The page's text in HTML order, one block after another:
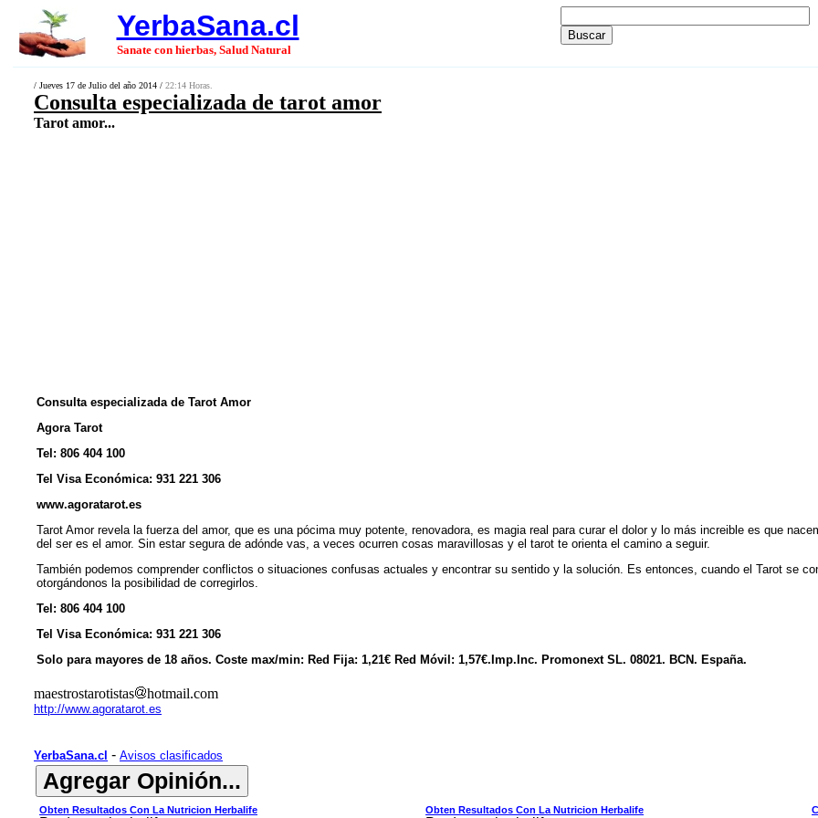
YerbaSana.cl
Sanate con hierbas, Salud Natural
/ Jueves 17 de Julio del año 2014 / 22:14 Horas.
Consulta especializada de tarot amor
Tarot amor...
Consulta especializada de Tarot Amor
Agora Tarot
Tel: 806 404 100
Tel Visa Económica: 931 221 306
www.agoratarot.es
Tarot Amor revela la fuerza del amor, que es una pócima muy potente, renovadora, es magia real para curar el dolor y lo más increible es que
del ser es el amor. Sin estar segura de adónde vas, a veces ocurren cosas maravillosas y el tarot te orienta el camino a seguir.
También podemos comprender conflictos o situaciones confusas actuales y encontrar su sentido y la solución. Es entonces, cuando el Tarot se
otorgándonos la posibilidad de corregirlos.
Tel: 806 404 100
Tel Visa Económica: 931 221 306
Solo para mayores de 18 años. Coste max/min: Red Fija: 1,21€ Red Móvil: 1,57€.Imp.Inc. Promonext SL. 08021. BCN. España.
maestrostarotistas hotmail.com
http://www.agoratarot.es
YerbaSana.cl - Avisos clasificados
Obten Resultados Con La Nutricion Herbalife Obten Resultados Con La Nutricion Herbalife